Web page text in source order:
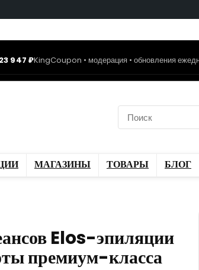
947 ₽KingCoupon • модерация • обновления
МАГАЗИНЫ ТОВАРЫ БЛОГ
Elos-эпиляции
премиум-класса